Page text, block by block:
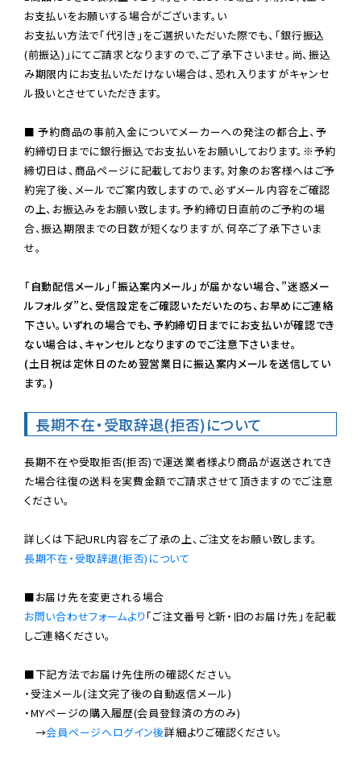
お支払いをお願いする場合がございます。い
お支払い方法で「代引き」をご選択いただいた際でも、「銀行振込
(前振込)」にてご請求となりますので、ご了承下さいませ。尚、振込
み期限内にお支払いただけない場合は、恐れ入りますがキャンセ
ル扱いとさせていただきます。
■ 予約商品の事前入金についてメーカーへの発注の都合上、予
約締切日までに銀行振込でお支払いをお願いしております。※予約
締切日は、商品ページに記載しております。対象のお客様へはご予
約完了後、メールでご案内致しますので、必ずメール内容をご確認
の上、お振込みをお願い致します。予約締切日直前のご予約の場
合、振込期限までの日数が短くなりますが、何卒ご了承下さいま
せ。
「自動配信メール」「振込案内メール」が届かない場合、”迷惑メー
ルフォルダ”と、受信設定をご確認いただいたのち、お早めにご連絡
下さい。いずれの場合でも、予約締切日までにお支払いが確認でき
ない場合は、キャンセルとなりますのでご注意下さいませ。
(土日祝は定休日のため翌営業日に振込案内メールを送信してい
ます。)
長期不在・受取辞退(拒否)について
長期不在や受取拒否(拒否)で運送業者様より商品が返送されてき
た場合往復の送料を実費金額でご請求させて頂きますのでご注意
ください。
長期不在・受取辞退(拒否)について
お問い合わせフォームより 「ご注文番号と新・旧のお届け先」を記載
しご連絡ください。
■下記方法でお届け先住所の確認ください。
・受注メール(注文完了後の自動返信メール)
・MYページの購入履歴(会員登録済の方のみ)
→会員ページへログイン後詳細よりご確認ください。